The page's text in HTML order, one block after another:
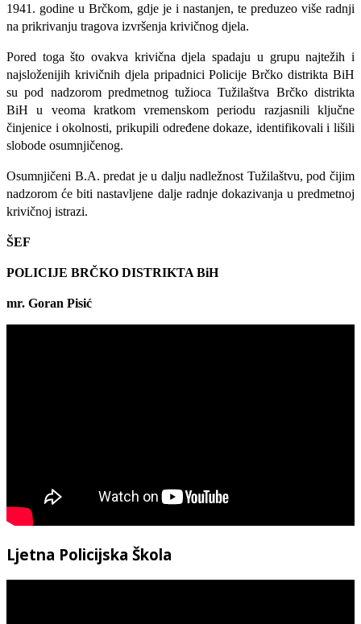
1941. godine u Brčkom, gdje je i nastanjen, te preduzeo više radnji
na prikrivanju tragova izvršenja krivičnog djela.
Pored toga što ovakva krivična djela spadaju u grupu najtežih i
najsloženijih krivičnih djela pripadnici Policije Brčko distrikta BiH
su pod nadzorom predmetnog tužioca Tužilaštva Brčko distrikta
BiH u veoma kratkom vremenskom periodu razjasnili ključne
činjenice i okolnosti, prikupili određene dokaze, identifikovali i lišili
slobode osumnjičenog.
Osumnjičeni B.A. predat je u dalju nadležnost Tužilaštvu, pod čijim
nadzorom će biti nastavljene dalje radnje dokazivanja u predmetnoj
krivičnoj istrazi.
ŠEF
POLICIJE BRČKO DISTRIKTA BiH
mr. Goran Pisić
Ljetna Policijska Škola